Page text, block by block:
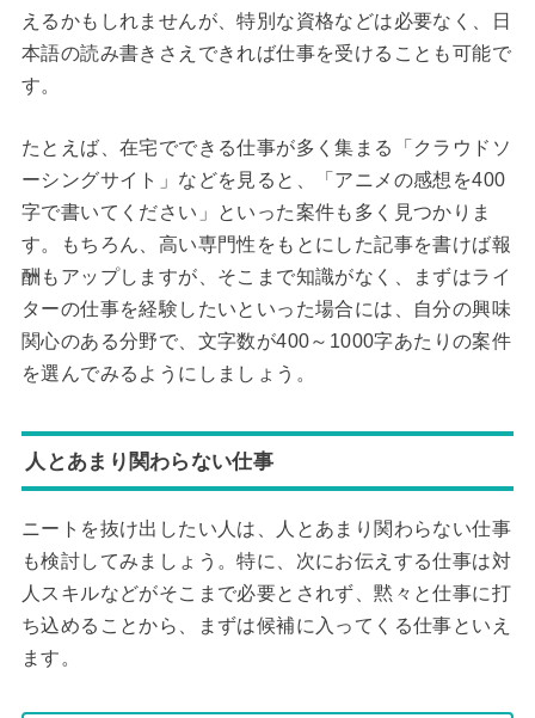
えるかもしれませんが、特別な資格などは必要なく、日
本語の読み書きさえできれば仕事を受けることも可能で
す。
たとえば、在宅でできる仕事が多く集まる「クラウドソ
ーシングサイト」などを見ると、「アニメの感想を400
字で書いてください」といった案件も多く見つかりま
す。もちろん、高い専門性をもとにした記事を書けば報
酬もアップしますが、そこまで知識がなく、まずはライ
ターの仕事を経験したいといった場合には、自分の興味
関心のある分野で、文字数が400～1000字あたりの案件
を選んでみるようにしましょう。
人とあまり関わらない仕事
ニートを抜け出したい人は、人とあまり関わらない仕事
も検討してみましょう。特に、次にお伝えする仕事は対
人スキルなどがそこまで必要とされず、黙々と仕事に打
ち込めることから、まずは候補に入ってくる仕事といえ
ます。